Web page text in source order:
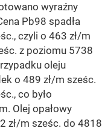
wyraźny
Pb98 spadła
czyli o 463 zł/m
z poziomu 5738
oleju
o 489 zł/m sześc.
co było
Olej opałowy
zł/m sześc. do 4818